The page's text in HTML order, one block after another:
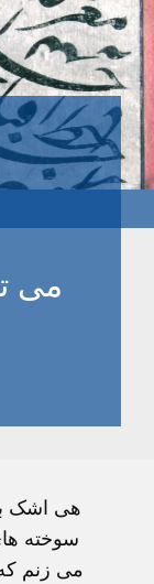
می
هی اشک
سوخته